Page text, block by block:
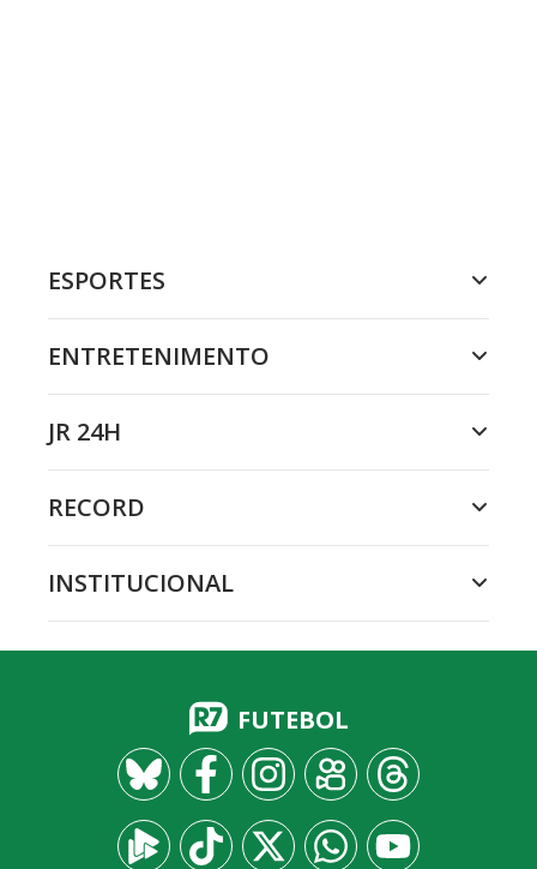
ESPORTES
ENTRETENIMENTO
JR 24H
RECORD
INSTITUCIONAL
FUTEBOL